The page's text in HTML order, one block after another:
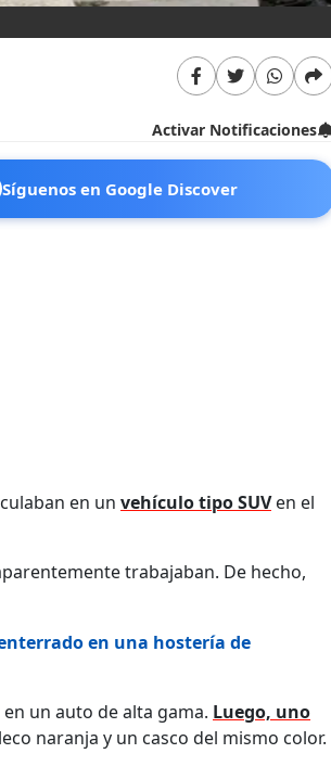
Activar Notificaciones
Síguenos en Google Discover
en un vehículo tipo SUVen el
trabajaban. De hecho,
en una hostería de
un auto de alta gama. Luego, uno
naranja y un casco del mismo color.